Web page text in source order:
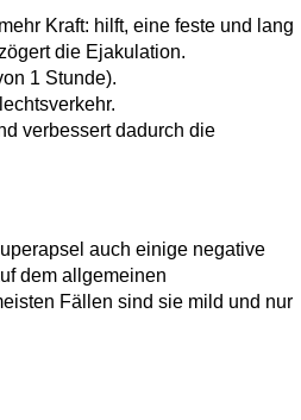
Kraft: hilft, eine feste und lang
die Ejakulation.
1 Stunde).
verbessert dadurch die
auch einige negative
dem allgemeinen
Fällen sind sie mild und nur